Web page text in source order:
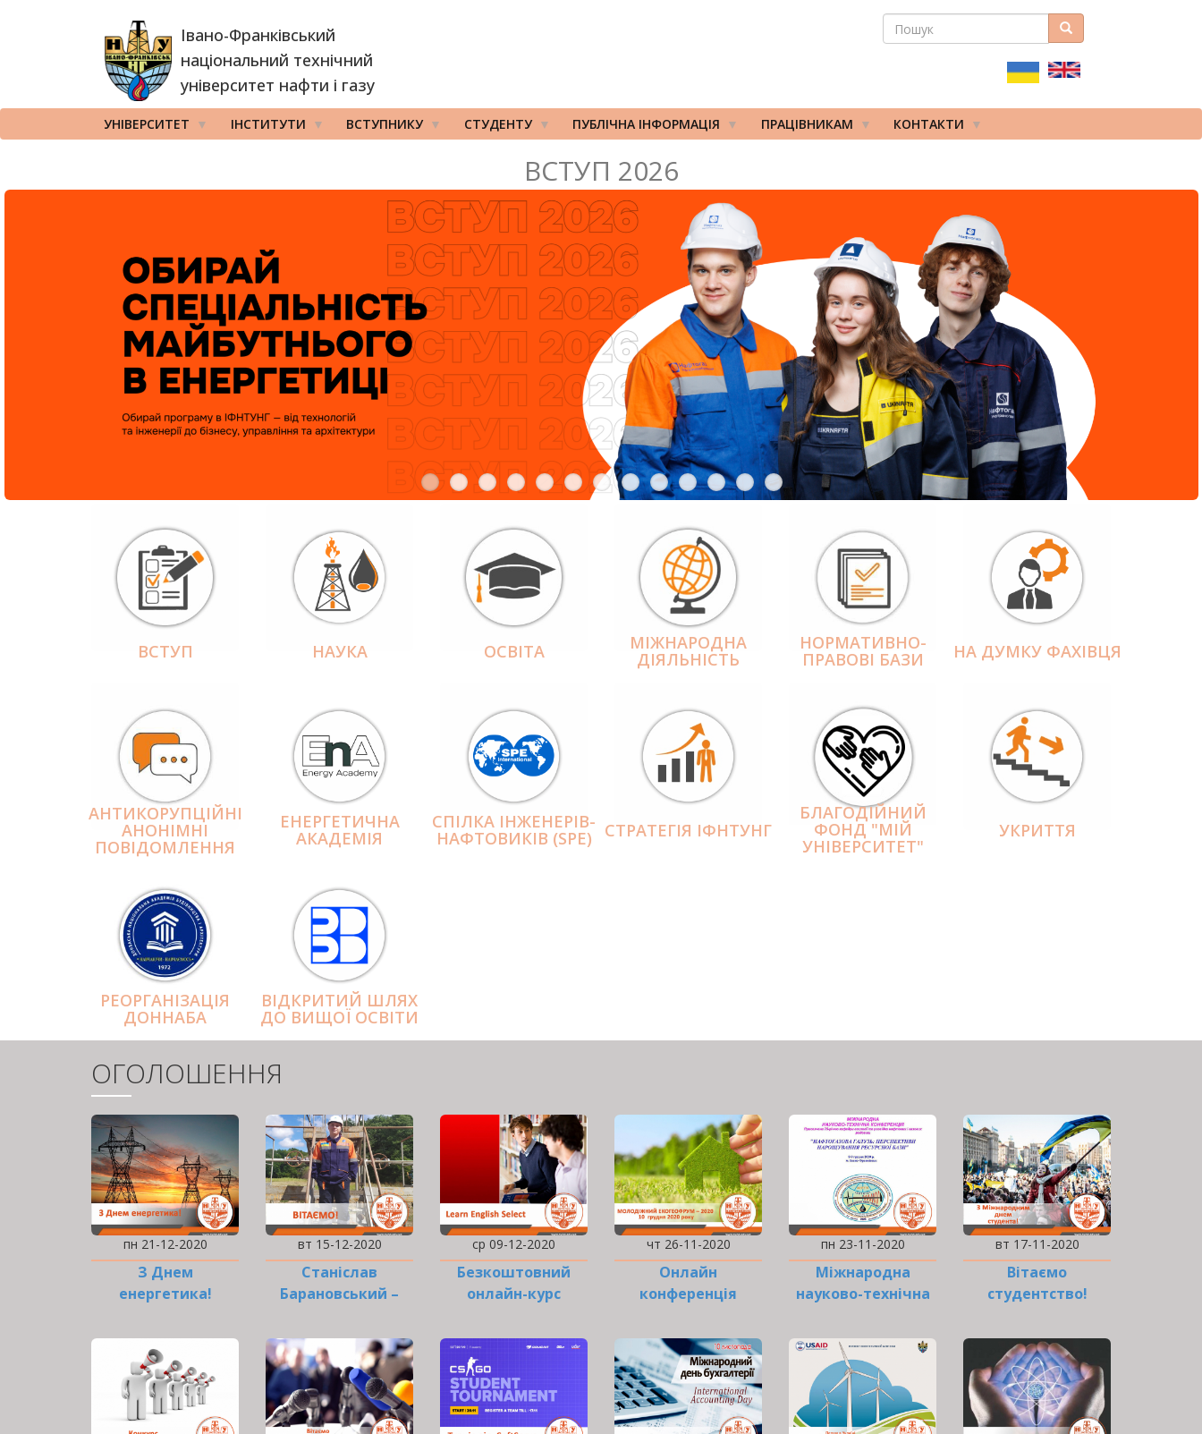
Івано-Франківський
національний технічний
університет нафти і газу
ПОШУКОВА
ПОШУК Пошук
УНІВЕРСИТЕТ ІНСТИТУТИ ВСТУПНИКУ СТУДЕНТУ ПУБЛІЧНА ІНФОРМАЦІЯ ПРАЦІВНИКАМ КОНТАКТИ
ВСТУП 2026
ВСТУП НАУКА ОСВІТА МІЖНАРОДНА
ДІЯЛЬНІCТЬ
НОРМАТИВНО-
ПРАВОВІ БАЗИ НА ДУМКУ ФАХІВЦЯ
АНТИКОРУПЦІЙНІ
АНОНІМНІ
ПОВІДОМЛЕННЯ
ЕНЕРГЕТИЧНА
АКАДЕМІЯ
СПІЛКА ІНЖЕНЕРІВ-
НАФТОВИКІВ (SPE) СТРАТЕГІЯ ІФНТУНГ
БЛАГОДІЙНИЙ
ФОНД "МІЙ
УНІВЕРСИТЕТ"
УКРИТТЯ
РЕОРГАНІЗАЦІЯ
ДОННАБА
ВІДКРИТИЙ ШЛЯХ
ДО ВИЩОЇ ОСВІТИ
ОГОЛОШЕННЯ
пн 21-12-2020
З Днем
енергетика!
вт 15-12-2020
Станіслав
Барановський –
Кабінету Міністрів
України!
ср 09-12-2020
Безкоштовний
онлайн-курс
чт 26-11-2020
Онлайн
конференція
екогеофорум –
2020»
пн 23-11-2020
Міжнародна
науково-технічна
«Нафтогазова
галузь:
перспективи
нарощування
ресурсної…
вт 17-11-2020
Вітаємо
студентство!